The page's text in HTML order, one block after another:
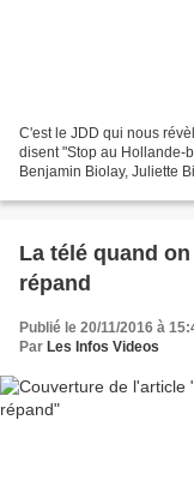
C'est le JDD qui nous
disent "Stop au Hollande-
Benjamin Biolay, Juliette
La télé quand
répand
Publié le 20/11/2016 à
Par Les Infos Videos